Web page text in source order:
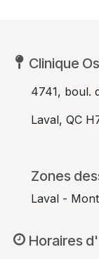
Clinique
​4741, boul.
​Laval, QC
​Zones
​Laval -
Horaires